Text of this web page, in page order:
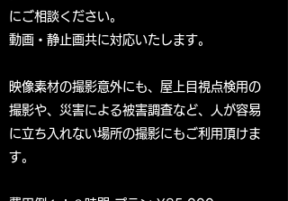
にご相談ください。
​動画・静止画共に対応いたします。
映像素材の撮影意外にも、屋上目視点検用の
撮影や、災害による被害調査など、人が容易
に立ち入れない場所の撮影にもご利用頂けま
す。